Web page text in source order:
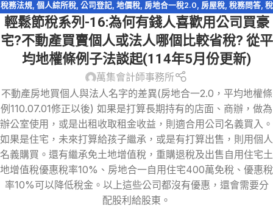
稅務法規, 個人綜所稅, 公司登記, 地價稅, 房地合一稅2.0, 房屋稅, 稅務問答, 稅
務問答-營利事業所得稅,資產傳承,輕鬆節稅
輕鬆節稅系列-16:為何有錢人喜歡用公司買豪
宅?不動產買賣個人或法人哪個比較省稅? 從平
均地權條例子法談起(114年5月份更新)
萬集會計師事務所
不動產房地買個人與法人名字的差異(房地合一2.0，平均地權條
例110.07.01修正以後) 如果是打算長期持有的店面、商辦，做為
辦公室使用，或是出租收取租金收益，則適合用公司名義買入。
如果是住宅，未來打算給孩子繼承，或是有打算出售，則用個人
名義購買。還有繼承免土地增值稅，重購退稅及出售自用住宅土
地增值稅優惠稅率10%、房地合一自用住宅400萬免稅、優惠稅
率10%可以降低稅金。以上這些公司都沒有優惠，還會需要分
配股利給股東。